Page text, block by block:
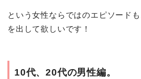
という女性ならではのエピソード
を出して欲しいです！
10代、20代の男性編。